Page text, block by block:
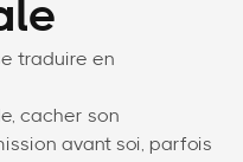
traduire en
cacher son
avant soi, parfois